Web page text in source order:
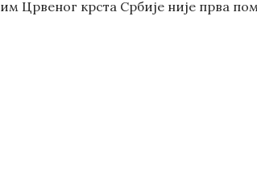
Црвеног крста Србије није прва